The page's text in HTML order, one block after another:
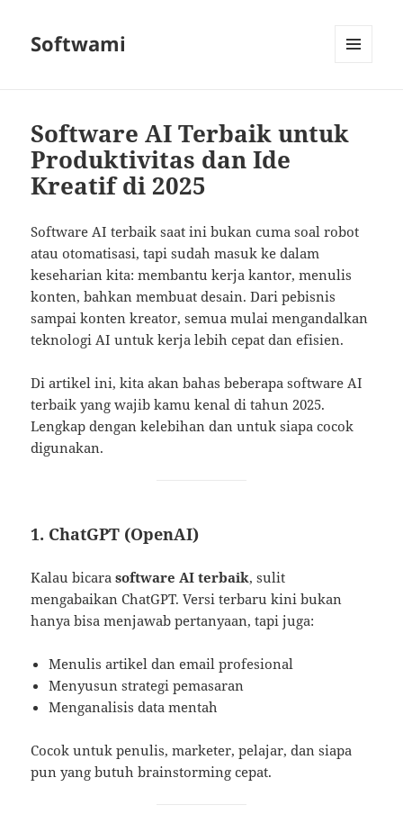
Softwami
Software AI Terbaik untuk
Produktivitas dan Ide
Kreatif di 2025
Software AI terbaik saat ini bukan cuma soal robot
atau otomatisasi, tapi sudah masuk ke dalam
keseharian kita: membantu kerja kantor, menulis
konten, bahkan membuat desain. Dari pebisnis
sampai konten kreator, semua mulai mengandalkan
teknologi AI untuk kerja lebih cepat dan efisien.
Di artikel ini, kita akan bahas beberapa software AI
terbaik yang wajib kamu kenal di tahun 2025.
Lengkap dengan kelebihan dan untuk siapa cocok
digunakan.
1. ChatGPT (OpenAI)
Kalau bicarasoftware AI terbaik, sulit
mengabaikan ChatGPT. Versi terbaru kini bukan
hanya bisa menjawab pertanyaan, tapi juga:
Menulis artikel dan email profesional
Menyusun strategi pemasaran
Menganalisis data mentah
Cocok untuk penulis, marketer, pelajar, dan siapa
pun yang butuh brainstorming cepat.